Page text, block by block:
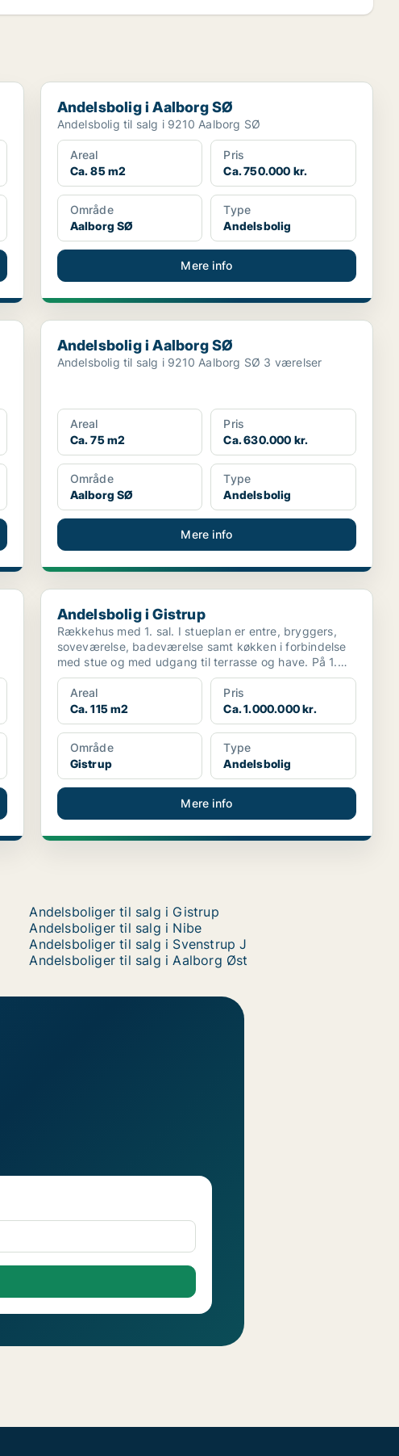
Andelsbolig i Aalborg SØ
Andelsbolig i Aalborg SØ
Andelsbolig til salg i 9210 Aalborg SØ
Areal
Ca. 85 m2
Pris
Ca. 750.000 kr.
Område
Aalborg SØ
Type
Andelsbolig
Mere info
Andelsbolig i Aalborg SØ
Andelsbolig i Aalborg SØ
Andelsbolig til salg i 9210 Aalborg SØ 3 værelser
Areal
Ca. 75 m2
Pris
Ca. 630.000 kr.
Område
Aalborg SØ
Type
Andelsbolig
Mere info
Andelsbolig i Gistrup
Andelsbolig i Gistrup
Rækkehus med 1. sal. I stueplan er entre, bryggers,
soveværelse, badeværelse samt køkken i forbindelse
med stue og med udgang til terrasse og have. På 1.
s...
Areal
Ca. 115 m2
Pris
Ca. 1.000.000 kr.
Område
Gistrup
Type
Andelsbolig
Mere info
Andelsboliger til salg i Gistrup
Andelsboliger til salg i Nibe
Andelsboliger til salg i Svenstrup J
Andelsboliger til salg i Aalborg Øst